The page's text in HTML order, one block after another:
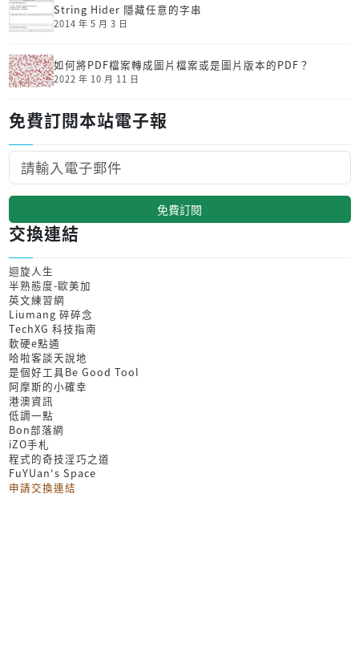
String Hider 隱藏任意的字串
2014 年 5 月 3 日
如何將PDF檔案轉成圖片檔案或是圖片版本的PDF？
2022 年 10 月 11 日
免費訂閱本站電子報
免費訂閱
交換連結
迴旋人生
半熟態度-歐美加
英文練習網
Liumang 碎碎念
TechXG 科技指南
軟硬e點通
哈啦客談天說地
是個好工具Be Good Tool
阿摩斯的小確幸
港澳資訊
低調一點
Bon部落網
iZO手札
程式的奇技淫巧之道
FuYUan's Space
申請交換連結